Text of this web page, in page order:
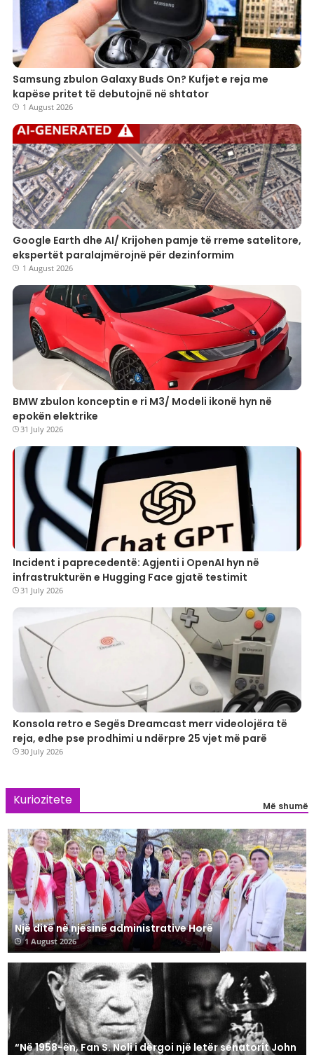
Samsung zbulon Galaxy Buds On? Kufjet e reja me
kapëse pritet të debutojnë në shtator
1 August 2026
Google Earth dhe AI/ Krijohen pamje të rreme satelitore,
ekspertët paralajmërojnë për dezinformim
1 August 2026
BMW zbulon konceptin e ri M3/ Modeli ikonë hyn në
epokën elektrike
31 July 2026
Incident i paprecedentë: Agjenti i OpenAI hyn në
infrastrukturën e Hugging Face gjatë testimit
31 July 2026
Konsola retro e Segës Dreamcast merr videolojëra të
reja, edhe pse prodhimi u ndërpre 25 vjet më parë
30 July 2026
Kuriozitete Më shumë
Një ditë në njësinë administrative Horë
1 August 2026
“Në 1958-ën, Fan S. Noli i dërgoi një letër senatorit John